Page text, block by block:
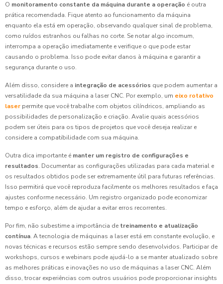
O monitoramento constante da máquina durante a operação é outra
prática recomendada. Fique atento ao funcionamento da máquina
enquanto ela está em operação, observando qualquer sinal de problema,
como ruídos estranhos ou falhas no corte. Se notar algo incomum,
interrompa a operação imediatamente e verifique o que pode estar
causando o problema. Isso pode evitar danos à máquina e garantir a
segurança durante o uso.
Além disso, considere a integração de acessórios que podem aumentar a
versatilidade da sua máquina a laser CNC. Por exemplo, um eixo rotativo
laser permite que você trabalhe com objetos cilíndricos, ampliando as
possibilidades de personalização e criação. Avalie quais acessórios
podem ser úteis para os tipos de projetos que você deseja realizar e
considere a compatibilidade com sua máquina.
Outra dica importante é manter um registro de configurações e
resultados. Documentar as configurações utilizadas para cada material e
os resultados obtidos pode ser extremamente útil para futuras referências.
Isso permitirá que você reproduza facilmente os melhores resultados e faça
ajustes conforme necessário. Um registro organizado pode economizar
tempo e esforço, além de ajudar a evitar erros recorrentes.
Por fim, não subestime a importância de treinamento e atualização
contínua. A tecnologia de máquinas a laser está em constante evolução, e
novas técnicas e recursos estão sempre sendo desenvolvidos. Participar de
workshops, cursos e webinars pode ajudá-lo a se manter atualizado sobre
as melhores práticas e inovações no uso de máquinas a laser CNC. Além
disso, trocar experiências com outros usuários pode proporcionar insights